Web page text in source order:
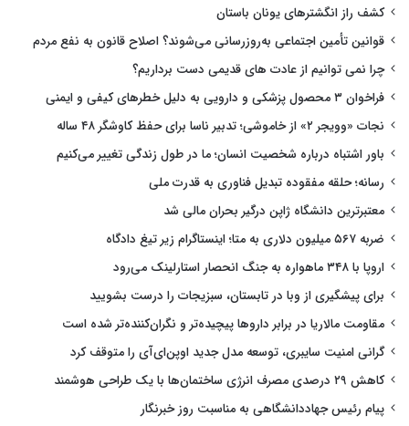
کشف راز انگشترهای یونان باستان
قوانین تأمین اجتماعی به‌روزرسانی می‌شوند؟ اصلاح قانون به نفع مردم
چرا نمی توانیم از عادت های قدیمی دست برداریم؟
فراخوان ۳ محصول پزشکی و دارویی به دلیل خطرهای کیفی و ایمنی
نجات «وویجر ۲» از خاموشی؛ تدبیر ناسا برای حفظ کاوشگر ۴۸ ساله
باور اشتباه درباره شخصیت انسان؛ ما در طول زندگی تغییر می‌کنیم
رسانه؛ حلقه مفقوده تبدیل فناوری به قدرت ملی
معتبرترین دانشگاه ژاپن درگیر بحران مالی شد
ضربه ۵۶۷ میلیون دلاری به متا؛ اینستاگرام زیر تیغ دادگاه
اروپا با ۳۴۸ ماهواره به جنگ انحصار استارلینک می‌رود
برای پیشگیری از وبا در تابستان، سبزیجات را درست بشویید
مقاومت مالاریا در برابر داروها پیچیده‌تر و نگران‌کننده‌تر شده است
گرانی امنیت سایبری، توسعه مدل جدید اوپن‌ای‌آی را متوقف کرد
کاهش ۲۹ درصدی مصرف انرژی ساختمان‌ها با یک طراحی هوشمند
پیام رئیس جهاددانشگاهی به مناسبت روز خبرنگار